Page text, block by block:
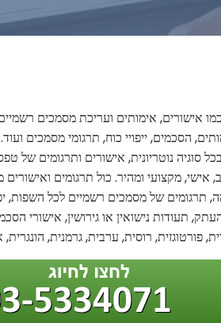
כמו אישורים, אימותים ועריכת מסמכים
הסכמים, ייפויי כוח, תרגומי
סוגיה נוטריונית, אישורים ותרגומים של
אישי, מקצועי ומהיר. כול תרגומים
תרגומים של מסמכים רשמיים לכל השפות,
תעודות נישואין או גירושין, אישורי
רוסית, ערבית, גרמנית,